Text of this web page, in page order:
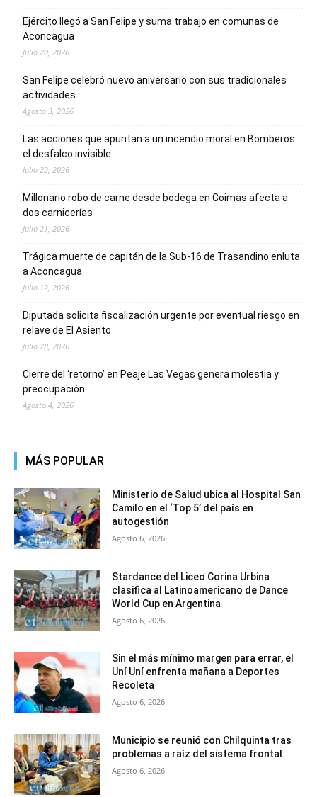
Ejército llegó a San Felipe y suma trabajo en comunas de
Aconcagua
Julio 20, 2026
San Felipe celebró nuevo aniversario con sus tradicionales
actividades
Agosto 3, 2026
Las acciones que apuntan a un incendio moral en Bomberos:
el desfalco invisible
Julio 22, 2026
Millonario robo de carne desde bodega en Coimas afecta a
dos carnicerías
Julio 21, 2026
Trágica muerte de capitán de la Sub-16 de Trasandino enluta
a Aconcagua
Julio 12, 2026
Diputada solicita fiscalización urgente por eventual riesgo en
relave de El Asiento
Julio 28, 2026
Cierre del ‘retorno’ en Peaje Las Vegas genera molestia y
preocupación
Agosto 4, 2026
MÁS POPULAR
Ministerio de Salud ubica al Hospital San
Camilo en el ‘Top 5’ del país en
autogestión
Agosto 6, 2026
Stardance del Liceo Corina Urbina
clasifica al Latinoamericano de Dance
World Cup en Argentina
Agosto 6, 2026
Sin el más mínimo margen para errar, el
Uní Uní enfrenta mañana a Deportes
Recoleta
Agosto 6, 2026
Municipio se reunió con Chilquinta tras
problemas a raíz del sistema frontal
Agosto 6, 2026